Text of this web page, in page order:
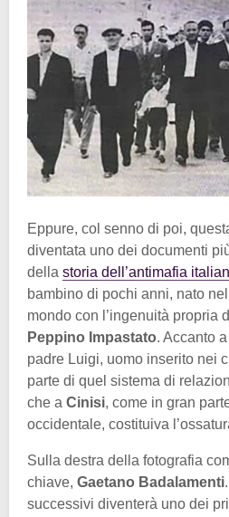
Eppure, col senno di poi,
diventata uno dei documenti
della storia dell’antimafia
bambino di pochi anni, nato
mondo con l’ingenuità propria
Peppino Impastato. Accanto
padre Luigi, uomo inserito nei
parte di quel sistema di
che a Cinisi, come in gran
occidentale, costituiva
Sulla destra della fotografia
chiave, Gaetano Badalamenti
successivi diventerà uno dei